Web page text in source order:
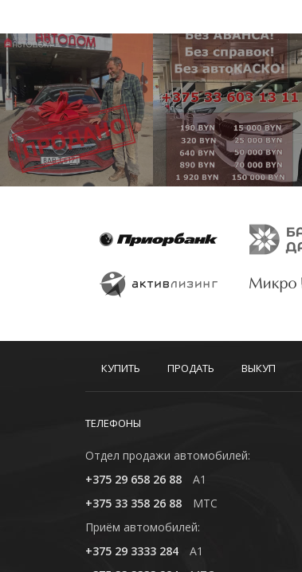
КУПИТЬ ПРОДАТЬ ВЫКУП
ТЕЛЕФОНЫ
Отдел продажи автомобилей:
+375 29 658 26 88
A1
+375 33 358 26 88
MTC
Приём автомобилей:
+375 29 3333 284
A1